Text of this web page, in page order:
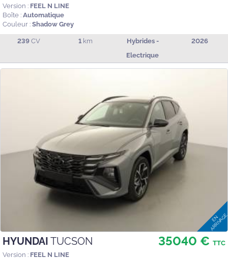
Version : FEEL N LINE
Boîte : Automatique
Couleur : Shadow Grey
239 CV 1 km
Hybrides -
Electrique
2026
HYUNDAI TUCSON
Version : FEEL N LINE
35040 € TTC